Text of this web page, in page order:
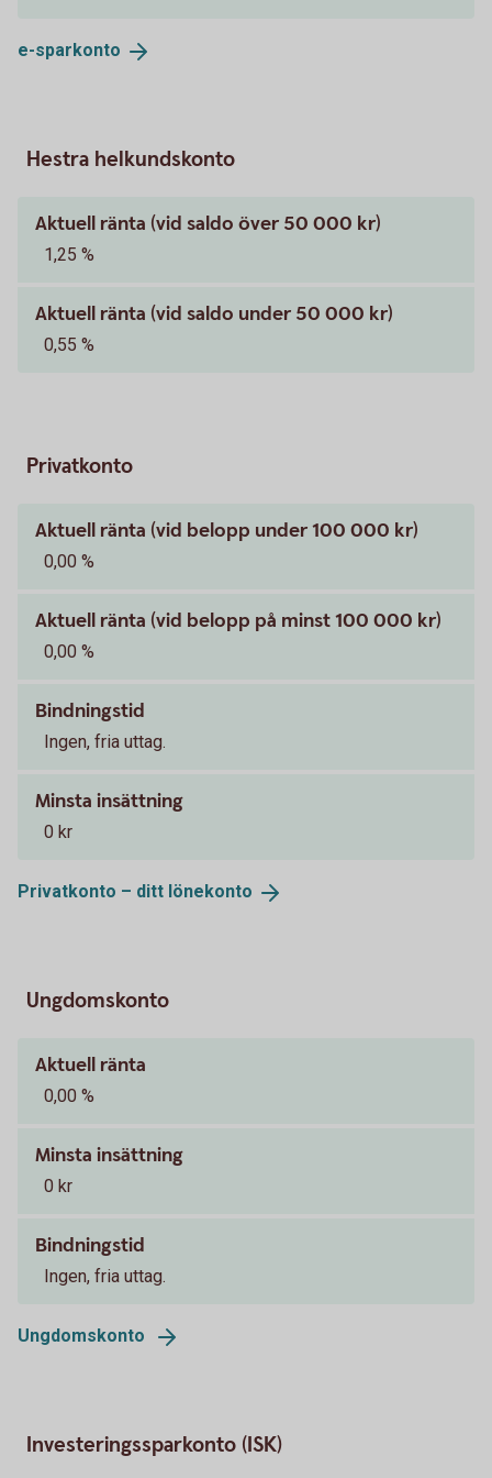
e-sparkonto
Hestra helkundskonto
Aktuell ränta (vid saldo över 50 000 kr)
1,25 %
Aktuell ränta (vid saldo under 50 000 kr)
0,55 %
Privatkonto
Aktuell ränta (vid belopp under 100 000 kr)
0,00 %
Aktuell ränta (vid belopp på minst 100 000 kr)
0,00 %
Bindningstid
Ingen, fria uttag.
Minsta insättning
0 kr
Privatkonto – ditt lönekonto
Ungdomskonto
Aktuell ränta
0,00 %
Minsta insättning
0 kr
Bindningstid
Ingen, fria uttag.
Ungdomskonto
Investeringssparkonto (ISK)